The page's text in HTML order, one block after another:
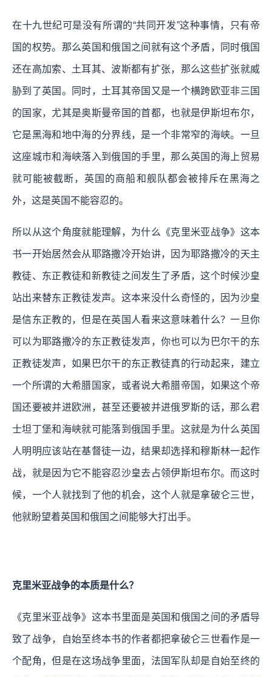
在十九世纪可是没有所谓的“共同开发”这种事情，只有帝
国的权势。那么英国和俄国之间就有这个矛盾，同时俄国
还在高加索、土耳其、波斯都有扩张，那么这些扩张就威
胁到了英国。同时，土耳其帝国又是一个横跨欧亚非三国
的国家，尤其是奥斯曼帝国的首都，也就是伊斯坦布尔，
它是黑海和地中海的分界线，是一个非常窄的海峡。一旦
这座城市和海峡落入到俄国的手里，那么英国的海上贸易
就可能被截断，英国的商船和舰队都会被排斥在黑海之
外，这是英国不能容忍的。
所以从这个角度就能理解，为什么《克里米亚战争》这本
书一开始居然会从耶路撒冷开始讲，因为耶路撒冷的天主
教徒、东正教徒和新教徒之间发生了矛盾，这个时候沙皇
站出来替东正教徒发声。这本来没什么奇怪的，因为沙皇
是信东正教的，但是在英国人看来这意味着什么？一旦你
可以为耶路撒冷的东正教徒发声，你也可以为巴尔干的东
正教徒发声，如果巴尔干的东正教徒真的行动起来，建立
一个所谓的大希腊国家，或者说大希腊帝国，如果这个帝
国还要被并进欧洲，甚至还要被并进俄罗斯的话，那么君
士坦丁堡和海峡就可能落到俄国手里。这就是为什么英国
人明明应该站在基督徒一边，结果却选择和穆斯林一起作
战，就是因为它不能容忍沙皇去占领伊斯坦布尔。而这时
候，一个人就找到了他的机会，这个人就是拿破仑三世，
他就盼望着英国和俄国之间能够大打出手。
克里米亚战争的本质是什么？
《克里米亚战争》这本书里面是英国和俄国之间的矛盾导
致了战争，自始至终本书的作者都把拿破仑三世看作是一
个配角，但是在这场战争里面，法国军队却是自始至终的